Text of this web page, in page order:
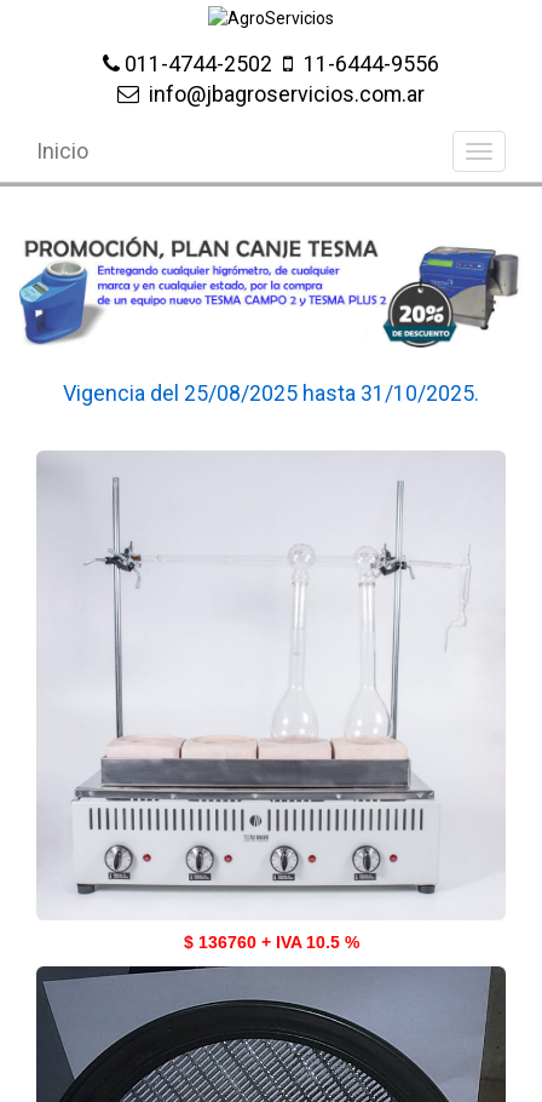
011-4744-2502
11-6444-9556
info@jbagroservicios.com.ar
Inicio
Vigencia del 25/08/2025 hasta 31/10/2025.
$ 136760 + IVA 10.5 %